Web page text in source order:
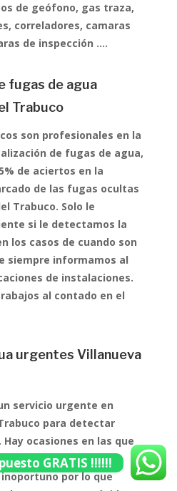
de geófono, gas traza,
correladores, camaras
de inspección ….
fugas de agua
Trabuco
son profesionales en la
de fugas de agua,
de aciertos en la
de las fugas ocultas
Trabuco. Solo le
si le detectamos la
los casos de cuando son
siempre informamos al
de instalaciones.
al contado en el
urgentes Villanueva
servicio urgente en
para detectar
ocasiones en las que
y salen en el
por lo que
GRATIS !!!!!!